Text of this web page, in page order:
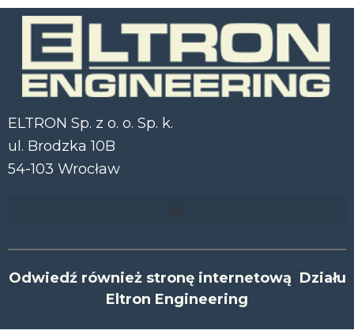
ELTRON Sp. z o. o. Sp. k.
ul. Brodzka 10B
54-103 Wrocław
Odwiedź również stronę internetową Działu
Eltron Engineering